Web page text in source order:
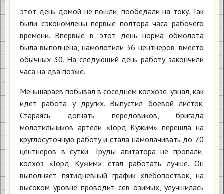
этот день домой не пошли, пообедали на току. Так
были сэкономлены первые полтора часа рабочего
времени. Впервые в этот день норма обмолота
была выполнена, намолотили 36 центнеров, вместо
обычных 30. На следующий день работу закончили
часа на два позже.
Меньшараев побывал в соседнем колхозе, узнал, как
идет работа у других. Выпустил боевой листок.
Стараясь догнать передовиков, бригада
молотильников артели «Горд Кужим» перешла на
круглосуточную работу и стала намолачивать до 70
центнеров в сутки. Труды агитатора не пропали,
колхоз «Горд Кужим» стал работать лучше. Он
выполняет пятидневный график хлебопоствок, на
высоком уровне проводит сев озимых, улучшилась